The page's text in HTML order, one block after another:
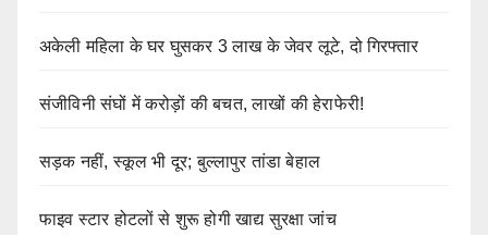
अकेली महिला के घर घुसकर 3 लाख के जेवर लूटे, दो गिरफ्तार
संजीविनी संघों में करोड़ों की बचत, लाखों की हेराफेरी!
सड़क नहीं, स्कूल भी दूर; बुल्लापुर तांडा बेहाल
फाइव स्टार होटलों से शुरू होगी खाद्य सुरक्षा जांच